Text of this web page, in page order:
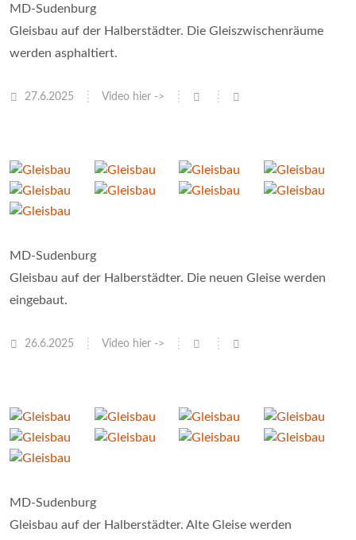
MD-Sudenburg
Gleisbau auf der Halberstädter. Die Gleiszwischenräume
werden asphaltiert.
27.6.2025 Video hier ->
MD-Sudenburg
Gleisbau auf der Halberstädter. Die neuen Gleise werden
eingebaut.
26.6.2025 Video hier ->
MD-Sudenburg
Gleisbau auf der Halberstädter. Alte Gleise werden